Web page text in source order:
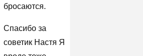
бросаются.
Спасибо за
советик Настя Я